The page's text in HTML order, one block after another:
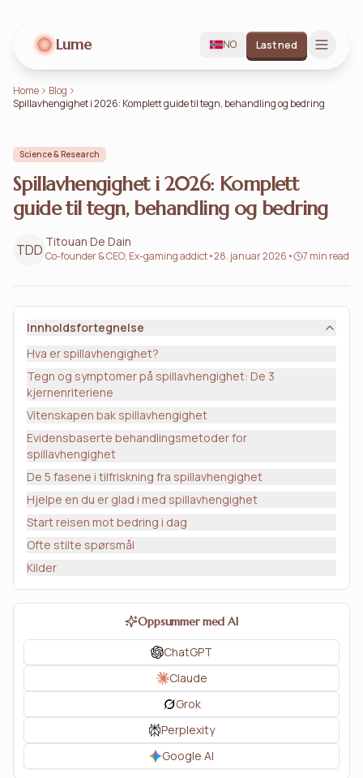
Lume NO Last ned
Home
Blog
Spillavhengighet i 2026: Komplett guide til tegn, behandling og bedring
Science & Research
Spillavhengighet i 2026: Komplett
guide til tegn, behandling og bedring
TDD Titouan De Dain
Co-founder & CEO; Ex-gaming addict•28. januar 2026 • 7 min read
Innholdsfortegnelse
Hva er spillavhengighet?
Tegn og symptomer på spillavhengighet: De 3
kjernenriteriene
Vitenskapen bak spillavhengighet
Evidensbaserte behandlingsmetoder for
spillavhengighet
De 5 fasene i tilfriskning fra spillavhengighet
Hjelpe en du er glad i med spillavhengighet
Start reisen mot bedring i dag
Ofte stilte spørsmål
Kilder
Oppsummer med AI
ChatGPT
Claude
Grok
Perplexity
Google AI